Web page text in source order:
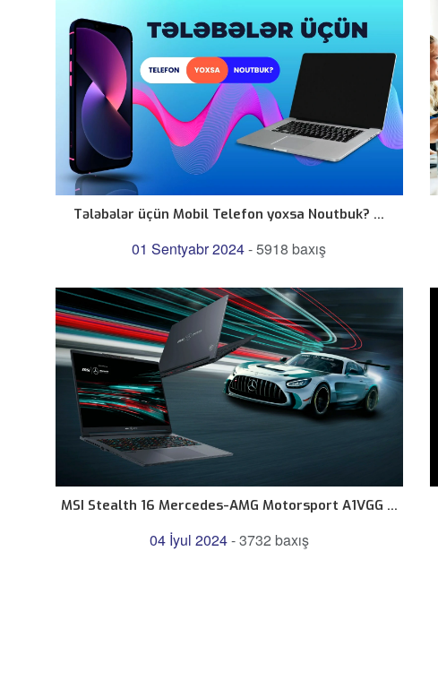
Tələbələr üçün Mobil Telefon yoxsa Noutbuk? ...
01 Sentyabr 2024-5918 baxış
MSI Stealth 16 Mercedes-AMG Motorsport A1VGG ...
04 İyul 2024-3732 baxış